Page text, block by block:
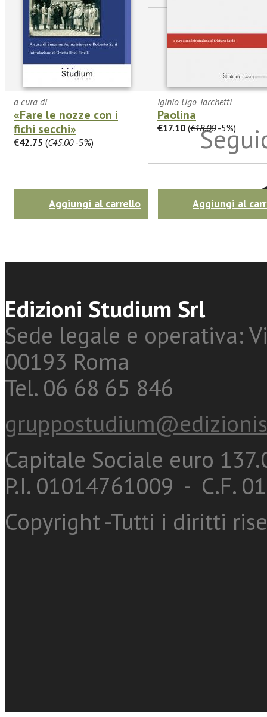
a cura di
«Fare le nozze con i
fichi secchi»
€42.75 (€45.00-5%)
Aggiungi al carrello
Iginio Ugo Tarchetti
Paolina
€17.10 (€18.00-5%)
Aggiungi al
Twitter
Edizioni Studium Srl
Sede legale e operativa:
00193 Roma
Tel. 06 68 65 846
Capitale Sociale euro
P.I. 01014761009 - C.F.
Copyright -Tutti i diritti